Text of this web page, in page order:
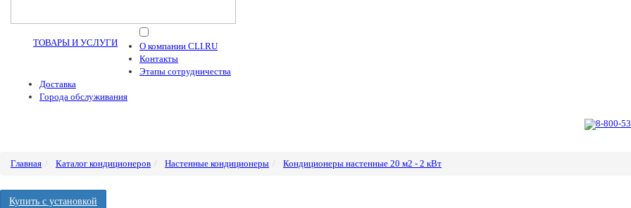
ТОВАРЫ И УСЛУГИ
О компании CLI.RU
Контакты
Этапы сотрудничества
Доставка
Города обслуживания
8-800-
Главная Каталог кондиционеров Настенные кондиционеры Кондиционеры настенные 20 м2 - 2 кВт
Купить с установкой